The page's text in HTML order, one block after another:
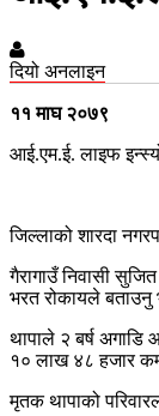
दियो अनलाइन
११ माघ २०७९
आई.एम.ई. लाइफ
जिल्लाको शारदा
गैरागाउँ निवासी
भरत रोकायले बताउनु
थापाले २ बर्ष
१० लाख ४८ हजार
मृतक थापाको